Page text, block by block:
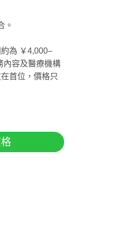
。
為 ￥4,000–
內容及醫療機構
首位，價格只